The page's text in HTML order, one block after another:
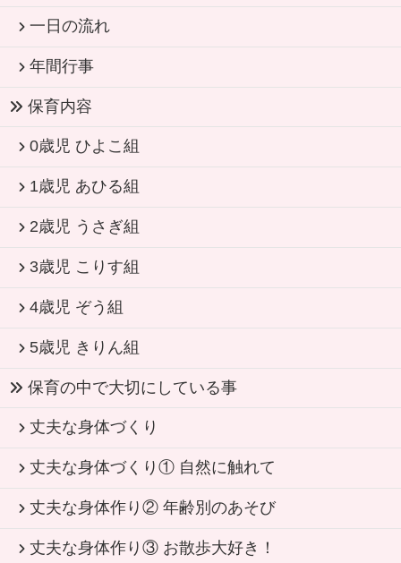
一日の流れ
年間行事
保育内容
0歳児 ひよこ組
1歳児 あひる組
2歳児 うさぎ組
3歳児 こりす組
4歳児 ぞう組
5歳児 きりん組
保育の中で大切にしている事
丈夫な身体づくり
丈夫な身体づくり① 自然に触れて
丈夫な身体作り② 年齢別のあそび
丈夫な身体作り③ お散歩大好き！